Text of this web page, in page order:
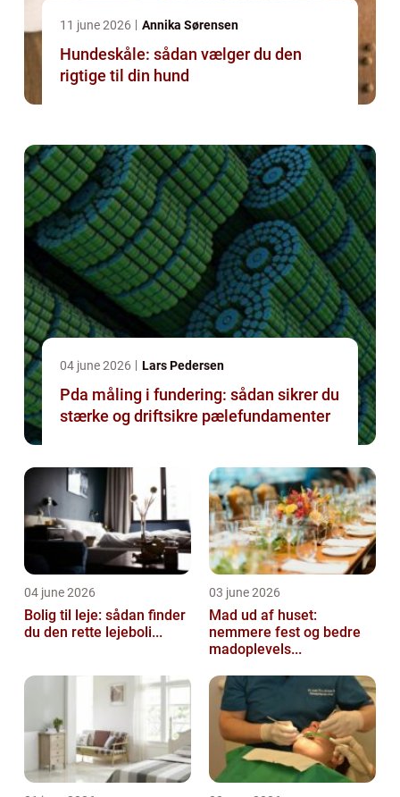
11 june 2026 Annika Sørensen
Hundeskåle: sådan vælger du den
rigtige til din hund
04 june 2026 Lars Pedersen
Pda måling i fundering: sådan sikrer du
stærke og driftsikre pælefundamenter
04 june 2026
Bolig til leje: sådan finder
du den rette lejeboli...
03 june 2026
Mad ud af huset:
nemmere fest og bedre
madoplevels...